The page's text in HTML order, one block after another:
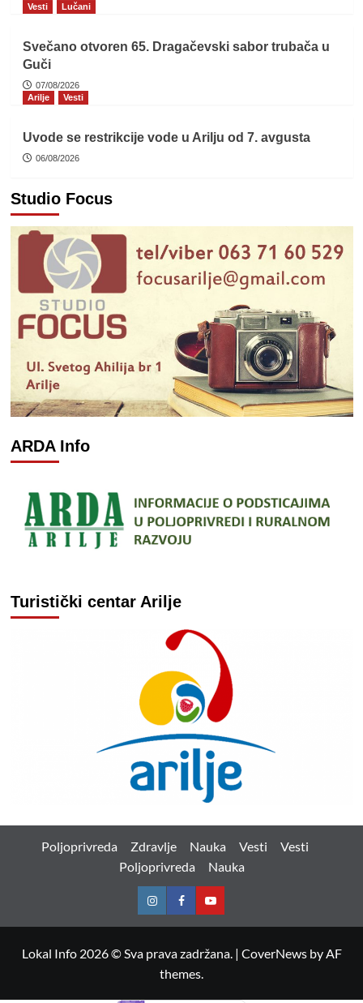
Vesti
Lučani
Svečano otvoren 65. Dragačevski sabor trubača u
Guči
07/08/2026
Arilje
Vesti
Uvode se restrikcije vode u Arilju od 7. avgusta
06/08/2026
Studio Focus
ARDA Info
Turistički centar Arilje
Poljoprivreda Zdravlje Nauka Vesti
Vesti
Poljoprivreda
Nauka
InstagramFacebookYoutube
Lokal Info 2026 © Sva prava zadržana. | CoverNewsby AF
themes.